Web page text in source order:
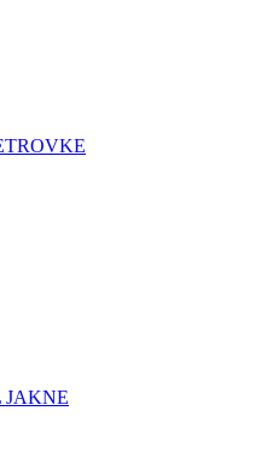
JAKNE